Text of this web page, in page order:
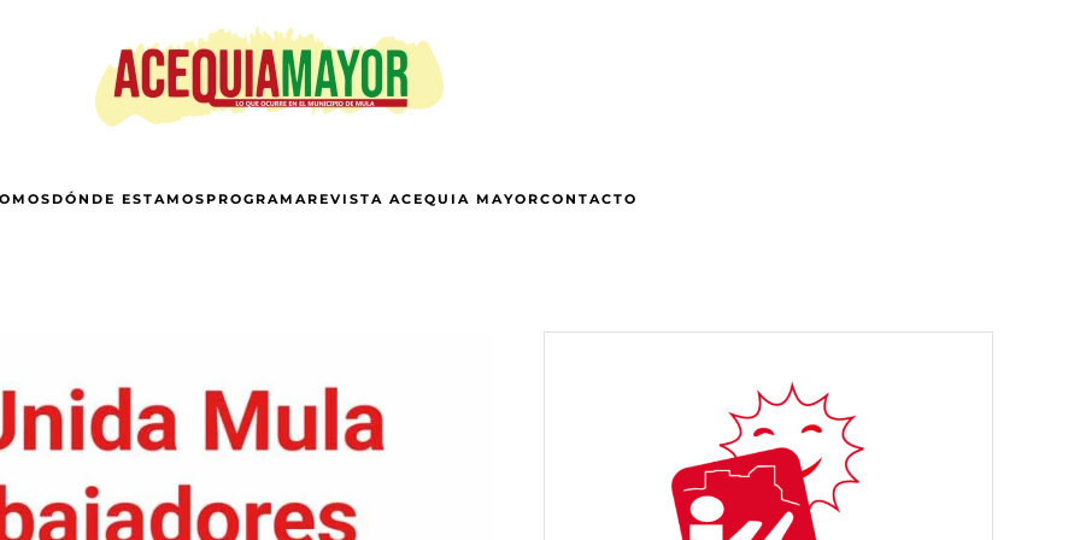
DÓNDE ESTAMOSPROGRAMAREVISTA ACEQUIA MAYORCONTACTO